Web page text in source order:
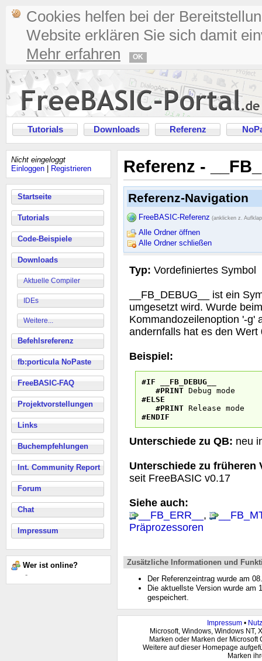
Cookies helfen bei der
Website erklären Sie sich damit
Mehr erfahren
OK
Tutorials Downloads Referenz
Nicht eingeloggt
Einloggen
Registrieren
Startseite
Tutorials
Code-Beispiele
Downloads
Aktuelle Compiler
IDEs
Weitere...
Befehlsreferenz
fb:porticula NoPaste
FreeBASIC-FAQ
Projektvorstellungen
Links
Buchempfehlungen
Int. Community Report
Forum
Chat
Impressum
Wer ist online?
-
Referenz -
Referenz-Navigation
FreeBASIC-Referenz (anklicken z.
Alle Ordner öffnen
Alle Ordner schließen
Typ: Vordefiniertes Symbol
__FB_DEBUG__ ist ein
umgesetzt wird. Wurde
Kommandozeilenoption '-g'
andernfalls hat es den Wert
Beispiel:
#IF
__FB_DEBUG__
#PRINT Debug mode
#ELSE
#PRINT Release mode
#ENDIF
Unterschiede zu QB: neu
Unterschiede zu früheren
seit FreeBASIC v0.17
Siehe auch:
__FB_ERR__ ,
Präprozessoren
Zusätzliche Informationen und
Der Referenzeintrag wurde am
Die aktuellste Version wurde am
gespeichert.
Impressum•
Microsoft, Windows, Windows NT,
Marken oder Marken der
Weitere auf dieser Homepage
Marken